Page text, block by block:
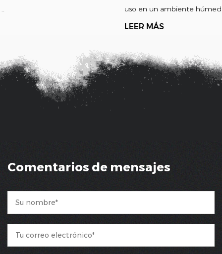
uso en un ambiente húmedo o p...
Comentarios de mensajes